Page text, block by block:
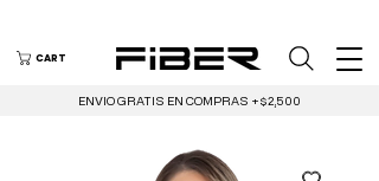
CART
ENVIO GRATIS EN COMPRAS +$2,500